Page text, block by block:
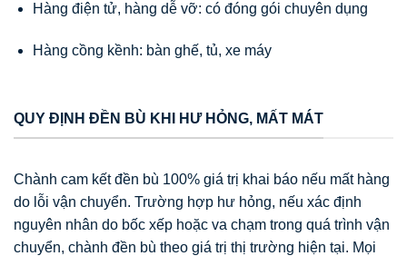
Hàng điện tử, hàng dễ vỡ: có đóng gói chuyên dụng
Hàng cồng kềnh: bàn ghế, tủ, xe máy
QUY ĐỊNH ĐỀN BÙ KHI HƯ HỎNG, MẤT MÁT
Chành cam kết đền bù 100% giá trị khai báo nếu mất hàng
do lỗi vận chuyển. Trường hợp hư hỏng, nếu xác định
nguyên nhân do bốc xếp hoặc va chạm trong quá trình vận
chuyển, chành đền bù theo giá trị thị trường hiện tại. Mọi